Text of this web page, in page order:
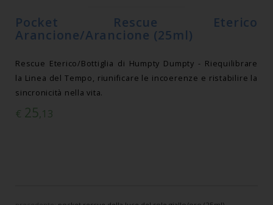
Pocket Rescue Eterico
Arancione/Arancione (25ml)
Rescue Eterico/Bottiglia di Humpty Dumpty - Riequilibrare
la Linea del Tempo, riunificare le incoerenze e ristabilire la
sincronicità nella vita.
€ 25,13